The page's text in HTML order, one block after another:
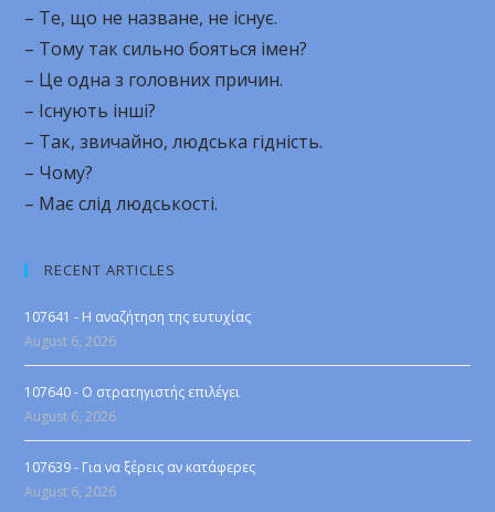
– Те, що не назване, не існує.
– Тому так сильно бояться імен?
– Це одна з головних причин.
– Існують інші?
– Так, звичайно, людська гідність.
– Чому?
– Має слід людськості.
RECENT ARTICLES
107641 - Η αναζήτηση της ευτυχίας
August 6, 2026
107640 - Ο στρατηγιστής επιλέγει
August 6, 2026
107639 - Για να ξέρεις αν κατάφερες
August 6, 2026